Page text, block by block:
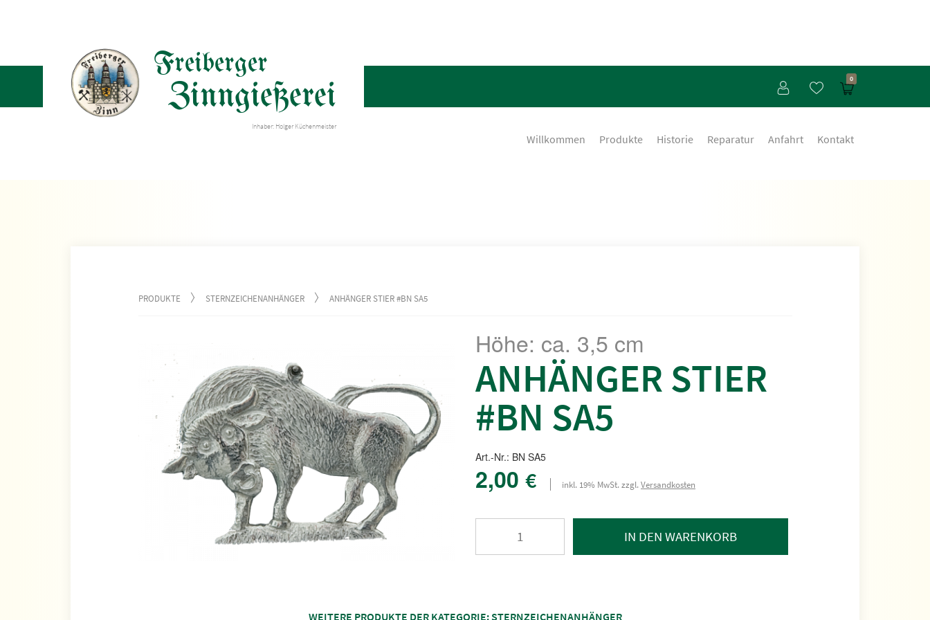
Freiberger
Zinngießerei
Inhaber: Holger Küchenmeister
0
Willkommen Produkte Historie Reparatur Anfahrt Kontakt
PRODUKTE STERNZEICHENANHÄNGER ANHÄNGER STIER #BN SA5
Höhe: ca. 3,5 cm
ANHÄNGER STIER
#BN SA5
Art.-Nr.: BN SA5
2,00 € inkl. 19% MwSt. zzgl.Versandkosten
IN DEN WARENKORB
WEITERE PRODUKTE DER KATEGORIE:STERNZEICHENANHÄNGER